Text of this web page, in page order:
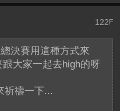
122F
決賽用這種方式來
大家一起去high的呀
祈禱一下...